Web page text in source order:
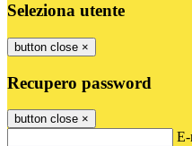
Seleziona utente
button close ×
Recupero password
button close ×